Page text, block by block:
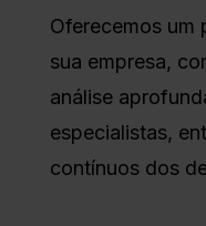
Oferecemos um
sua empresa,
análise
especialistas,
contínuos dos